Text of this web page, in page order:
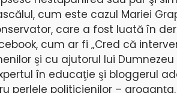
cum este cazul Mariei
care a fost luată în
cum ar fi „Cred că
şi cu ajutorul lui
în educaţie şi bloggerul
perlele politicienilor – aroganţa.